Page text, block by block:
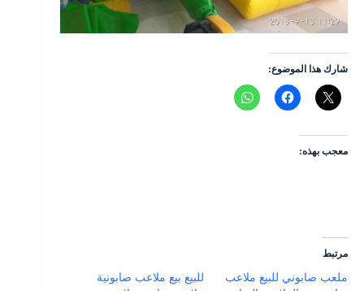
شارك هذا الموضوع:
معجب بهذه:
مرتبط
ملعب صابوني للبيع ملاعب
للبيع بيع ملاعب صابونية